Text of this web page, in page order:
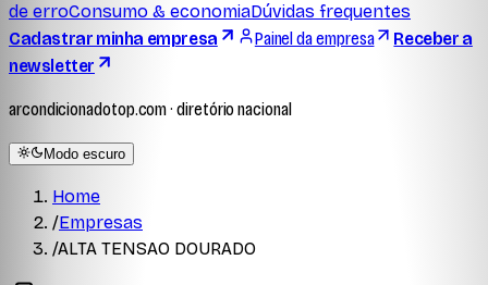
de erroConsumo & economiaDúvidas frequentes
Cadastrar minha empresa
Painel da empresa
Receber a
newsletter
arcondicionadotop.com · diretório nacional
Modo escuro
Home
/Empresas
/ALTA TENSAO DOURADO